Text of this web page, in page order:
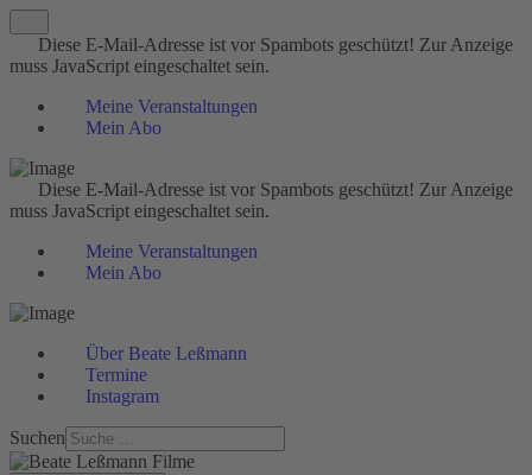
Diese E-Mail-Adresse ist vor Spambots geschützt! Zur Anzeige
muss JavaScript eingeschaltet sein.
Meine Veranstaltungen
Mein Abo
Diese E-Mail-Adresse ist vor Spambots geschützt! Zur Anzeige
muss JavaScript eingeschaltet sein.
Meine Veranstaltungen
Mein Abo
Über Beate Leßmann
Termine
Instagram
Suchen